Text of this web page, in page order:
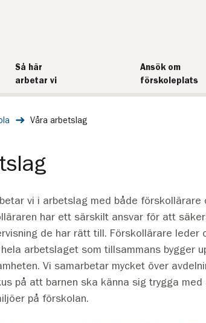
Så här
arbetar vi
Ansök om
förskoleplats
Våra arbetslag
vi i arbetslag med både förskollärare
har ett särskilt ansvar för att
de har rätt till. Förskollärare leder
arbetslaget som tillsammans bygger
Vi samarbetar mycket över
på att barnen ska känna sig trygga med
på förskolan.